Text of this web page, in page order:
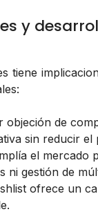
y
tiene
objeción de
sin reducir el
el mercado
ni gestión de
ofrece un